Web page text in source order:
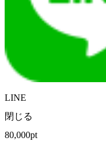
LINE
閉じる
80,000pt